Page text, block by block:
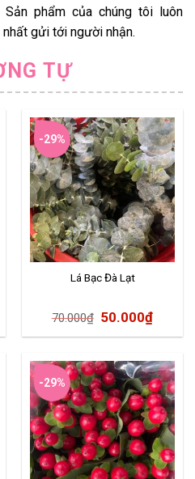
phẩm của chúng tôi luôn
gửi tới người nhận.
TỰ
-29%
Lá Bạc Đà Lạt
70.000₫ 50.000₫
-29%